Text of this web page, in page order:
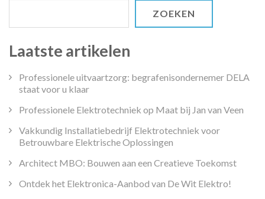
ZOEKEN
Laatste artikelen
Professionele uitvaartzorg: begrafenisondernemer DELA
staat voor u klaar
Professionele Elektrotechniek op Maat bij Jan van Veen
Vakkundig Installatiebedrijf Elektrotechniek voor
Betrouwbare Elektrische Oplossingen
Architect MBO: Bouwen aan een Creatieve Toekomst
Ontdek het Elektronica-Aanbod van De Wit Elektro!